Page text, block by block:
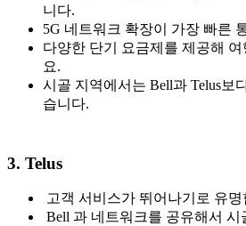
니다.
5G 네트워크 확장이 가장 빠른
다양한 단기 요금제를 제공해
요.
시골 지역에서는 Bell과 Telus보
습니다.
3. Telus
고객 서비스가 뛰어나기로 유명
Bell 과 네트워크를 공유해서 시